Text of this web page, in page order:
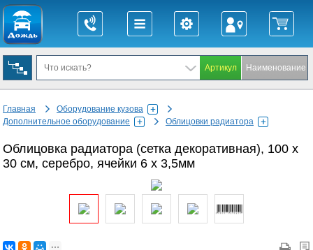
Главная
Оборудование кузова
Дополнительное оборудование
Облицовки радиатора
Облицовка радиатора (сетка декоративная), 100 х
30 см, серебро, ячейки 6 х 3,5мм